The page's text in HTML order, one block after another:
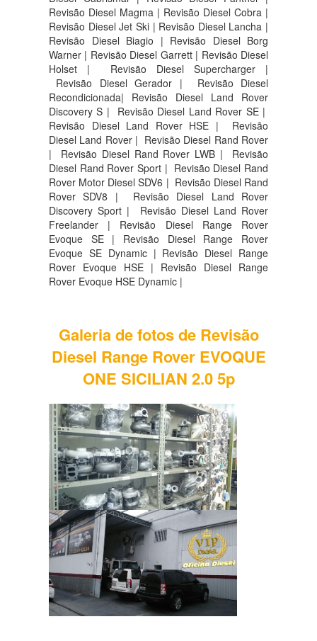
Revisão Diesel Magma | Revisão Diesel Cobra |
Revisão Diesel Jet Ski | Revisão Diesel Lancha |
Revisão Diesel Biagio | Revisão Diesel Borg
Warner | Revisão Diesel Garrett | Revisão Diesel
Holset | Revisão Diesel Supercharger |
Revisão Diesel Gerador | Revisão Diesel
Recondicionada| Revisão Diesel Land Rover
Discovery S |
Revisão Diesel Land Rover SE |
Revisão Diesel Land Rover HSE |
Revisão
Diesel Land Rover | Revisão Diesel Rand Rover
|
Revisão Diesel Rand Rover LWB |
Revisão
Diesel Rand Rover Sport | Revisão Diesel Rand
Rover Motor Diesel SDV6 | Revisão Diesel Rand
Rover SDV8 |
Revisão Diesel Land Rover
Discovery Sport |
Revisão Diesel Land Rover
Freelander | Revisão Diesel Range Rover
Evoque SE | Revisão Diesel Range Rover
Evoque SE Dynamic | Revisão Diesel Range
Rover Evoque HSE | Revisão Diesel Range
Rover Evoque HSE Dynamic |
Galeria de fotos de Revisão
Diesel Range Rover EVOQUE
ONE SICILIAN 2.0 5p